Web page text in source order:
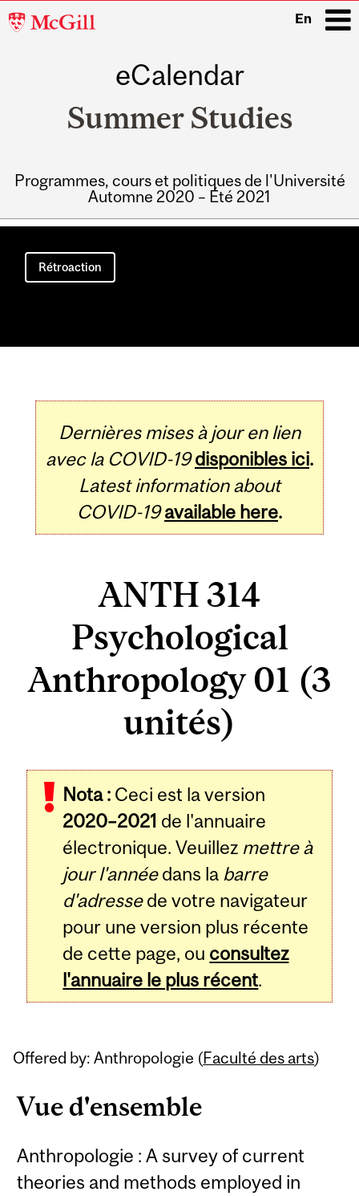
McGill
En
eCalendar
Summer Studies
Programmes, cours et politiques de l'Université
Automne 2020 – Été 2021
Main
navigation
Rétroaction
Dernières mises à jour en lien
avec la COVID-19 disponibles ici.
Latest information about
COVID-19 available here.
ANTH 314
Psychological
Anthropology 01 (3
unités)
Nota : Ceci est la version
2020–2021 de l'annuaire
électronique. Veuillez mettre à
jour l'annéedans la barre
d'adressede votre navigateur
pour une version plus récente
de cette page, ou consultez
l'annuaire le plus récent.
Offered by: Anthropologie (Faculté des arts)
Vue d'ensemble
Anthropologie : A survey of current
theories and methods employed in
Related
Content